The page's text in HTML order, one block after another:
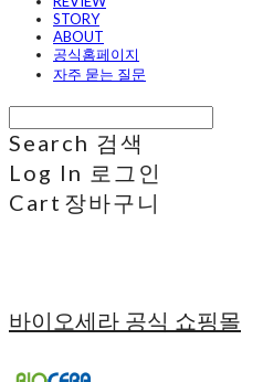
STORY
ABOUT
공식홈페이지
자주 묻는 질문
Search 검색
Log In 로그인
Cart 장바구니
바이오세라 공식 쇼핑몰